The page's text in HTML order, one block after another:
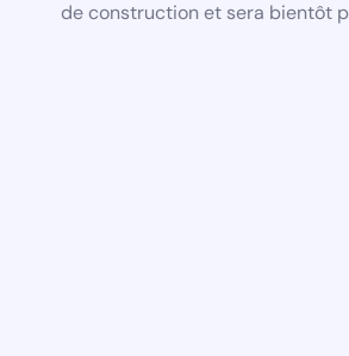
de construction et sera bientôt